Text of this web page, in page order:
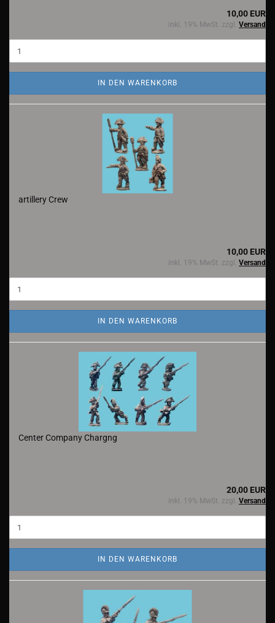
10,00 EUR
inkl. 19% MwSt. zzgl. Versand
IN DEN WARENKORB
artillery Crew
10,00 EUR
inkl. 19% MwSt. zzgl. Versand
IN DEN WARENKORB
Center Company Chargng
20,00 EUR
inkl. 19% MwSt. zzgl. Versand
IN DEN WARENKORB